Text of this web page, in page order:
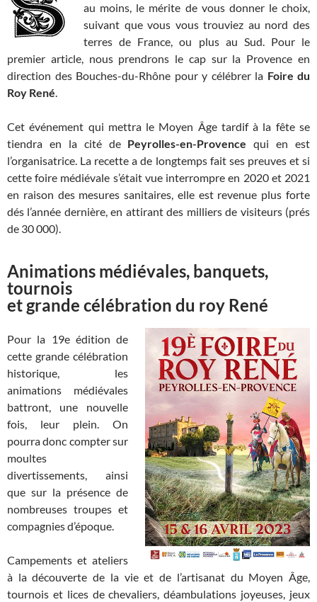
au moins, le mérite de vous donner le choix,
suivant que vous vous trouviez au nord des
terres de France, ou plus au Sud. Pour le
premier article, nous prendrons le cap sur la Provence en
direction des Bouches-du-Rhône pour y célébrer la Foire du
Roy René.
Cet événement qui mettra le Moyen Âge tardif à la fête se
tiendra en la cité de Peyrolles-en-Provence qui en est
l’organisatrice. La recette a de longtemps fait ses preuves et si
cette foire médiévale s’était vue interrompre en 2020 et 2021
en raison des mesures sanitaires, elle est revenue plus forte
dés l’année dernière, en attirant des milliers de visiteurs (prés
de 30 000).
Animations médiévales, banquets,
tournois
et grande célébration du roy René
Pour la 19e édition de
cette grande célébration
historique, les
animations médiévales
battront, une nouvelle
fois, leur plein. On
pourra donc compter sur
moultes
divertissements, ainsi
que sur la présence de
nombreuses troupes et
compagnies d’époque.
Campements et ateliers
à la découverte de la vie et de l’artisanat du Moyen Âge,
tournois et lices de chevaliers, déambulations joyeuses, jeux